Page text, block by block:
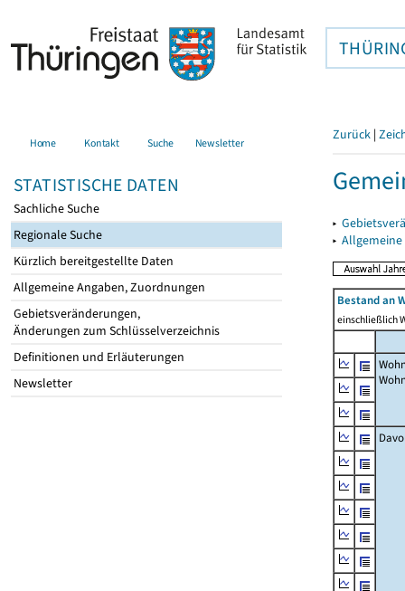
Home Kontakt Suche Newsletter
STATISTISCHE DATEN
Sachliche Suche
Regionale Suche
Kürzlich bereitgestellte Daten
Allgemeine Angaben, Zuordnungen
Gebietsveränderungen,
Änderungen zum Schlüsselverzeichnis
Definitionen und Erläuterungen
Newsletter
Zurück |
▸
▸
Bestand an
einschließlich